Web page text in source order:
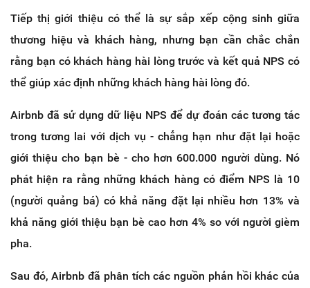
Tiếp thị giới thiệu có thể là sự sắp xếp cộng sinh giữa
thương hiệu và khách hàng, nhưng bạn cần chắc chắn
rằng bạn có khách hàng hài lòng trước và kết quả NPS có
thể giúp xác định những khách hàng hài lòng đó.
Airbnb đã sử dụng dữ liệu NPS để dự đoán các tương tác
trong tương lai với dịch vụ - chẳng hạn như đặt lại hoặc
giới thiệu cho bạn bè - cho hơn 600.000 người dùng. Nó
phát hiện ra rằng những khách hàng có điểm NPS là 10
(người quảng bá) có khả năng đặt lại nhiều hơn 13% và
khả năng giới thiệu bạn bè cao hơn 4% so với người gièm
pha.
Sau đó, Airbnb đã phân tích các nguồn phản hồi khác của